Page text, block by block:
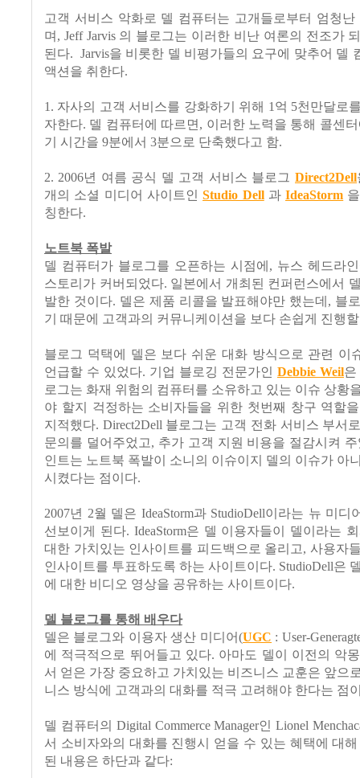
고객 서비스 악화로 델 컴퓨터는 고개들로부터 엄청
며, Jeff Jarvis 의 블로그는 이러한 비난 여론의 전조가
된다. Jarvis을 비롯한 델 비평가들의 요구에 맞추어 델
액션을 취한다.
1. 자사의 고객 서비스를 강화하기 위해 1억 5천만달로
자한다. 델 컴퓨터에 따르면, 이러한 노력을 통해 콜센
기 시간을 9분에서 3분으로 단축했다고 함.
2. 2006년 여름 공식 델 고객 서비스 블로그 Direct2Dell
개의 소셜 미디어 사이트인Studio Dell과IdeaStorm
칭한다.
노트북 폭발
델 컴퓨터가 블로그를 오픈하는 시점에, 뉴스 헤드라
스토리가 커버되었다. 일본에서 개최된 컨퍼런스에서
발한 것이다. 델은 제품 리콜을 발표해야만 했는데, 블
기 때문에 고객과의 커뮤니케이션을 보다 손쉽게 진행
블로그 덕택에 델은 보다 쉬운 대화 방식으로 관련 이
언급할 수 있었다. 기업 블로깅 전문가인 Debbie Weil
로그는 화재 위험의 컴퓨터를 소유하고 있는 이슈 상황
야 할지 걱정하는 소비자들을 위한 첫번째 창구 역할
지적했다. Direct2Dell 블로그는 고객 전화 서비스 부서
문의를 덜어주었고, 추가 고객 지원 비용을 절감시켜
인트는 노트북 폭발이 소니의 이슈이지 델의 이슈가 아
시켰다는 점이다.
2007년 2월 델은 IdeaStorm과 StudioDell이라는 뉴 미디
선보이게 된다. IdeaStorm은 델 이용자들이 델이라는
대한 가치있는 인사이트를 피드백으로 올리고, 사용자
인사이트를 투표하도록 하는 사이트이다. StudioDell은
에 대한 비디오 영상을 공유하는 사이트이다.
델 블로그를 통해 배우다
델은 블로그와 이용자 생산 미디어(UGC : User-
에 적극적으로 뛰어들고 있다. 아마도 델이 이전의 악
서 얻은 가장 중요하고 가치있는 비즈니스 교훈은 앞으
니스 방식에 고객과의 대화를 적극 고려해야 한다는 점
델 컴퓨터의 Digital Commerce Manager인 Lionel
서 소비자와의 대화를 진행시 얻을 수 있는 혜택에 대
된 내용은 하단과 같다: